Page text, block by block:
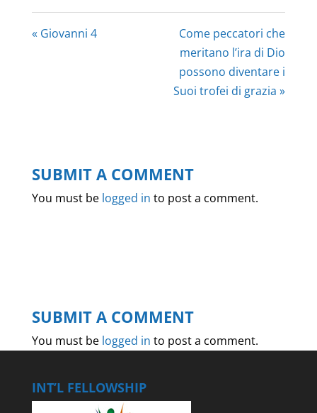
« Giovanni 4
Come peccatori che
meritano l’ira di Dio
possono diventare i
Suoi trofei di grazia »
SUBMIT A COMMENT
You must be logged in to post a comment.
SUBMIT A COMMENT
You must be logged in to post a comment.
INT’L FELLOWSHIP